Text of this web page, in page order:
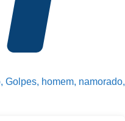
, Golpes, homem, namorado,